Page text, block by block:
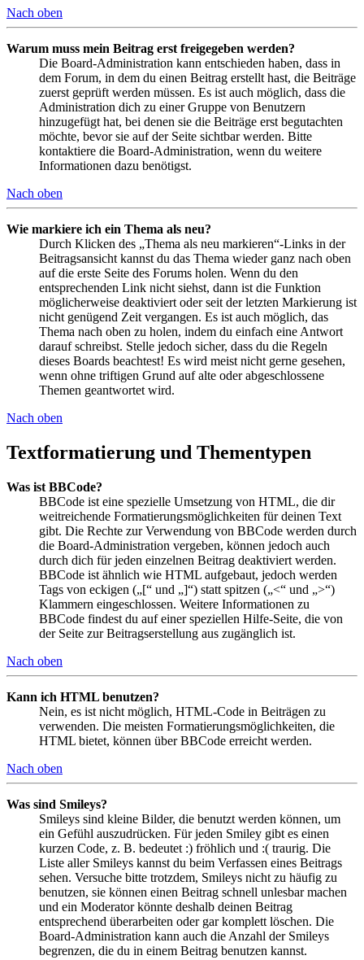
Nach oben
Warum muss mein Beitrag erst freigegeben werden?
Die Board-Administration kann entschieden haben, dass in
dem Forum, in dem du einen Beitrag erstellt hast, die Beiträge
zuerst geprüft werden müssen. Es ist auch möglich, dass die
Administration dich zu einer Gruppe von Benutzern
hinzugefügt hat, bei denen sie die Beiträge erst begutachten
möchte, bevor sie auf der Seite sichtbar werden. Bitte
kontaktiere die Board-Administration, wenn du weitere
Informationen dazu benötigst.
Nach oben
Wie markiere ich ein Thema als neu?
Durch Klicken des „Thema als neu markieren“-Links in der
Beitragsansicht kannst du das Thema wieder ganz nach oben
auf die erste Seite des Forums holen. Wenn du den
entsprechenden Link nicht siehst, dann ist die Funktion
möglicherweise deaktiviert oder seit der letzten Markierung ist
nicht genügend Zeit vergangen. Es ist auch möglich, das
Thema nach oben zu holen, indem du einfach eine Antwort
darauf schreibst. Stelle jedoch sicher, dass du die Regeln
dieses Boards beachtest! Es wird meist nicht gerne gesehen,
wenn ohne triftigen Grund auf alte oder abgeschlossene
Themen geantwortet wird.
Nach oben
Textformatierung und Thementypen
Was ist BBCode?
BBCode ist eine spezielle Umsetzung von HTML, die dir
weitreichende Formatierungsmöglichkeiten für deinen Text
gibt. Die Rechte zur Verwendung von BBCode werden durch
die Board-Administration vergeben, können jedoch auch
durch dich für jeden einzelnen Beitrag deaktiviert werden.
BBCode ist ähnlich wie HTML aufgebaut, jedoch werden
Tags von eckigen („[“ und „]“) statt spitzen („<“ und „>“)
Klammern eingeschlossen. Weitere Informationen zu
BBCode findest du auf einer speziellen Hilfe-Seite, die von
der Seite zur Beitragserstellung aus zugänglich ist.
Nach oben
Kann ich HTML benutzen?
Nein, es ist nicht möglich, HTML-Code in Beiträgen zu
verwenden. Die meisten Formatierungsmöglichkeiten, die
HTML bietet, können über BBCode erreicht werden.
Nach oben
Was sind Smileys?
Smileys sind kleine Bilder, die benutzt werden können, um
ein Gefühl auszudrücken. Für jeden Smiley gibt es einen
kurzen Code, z. B. bedeutet :) fröhlich und :( traurig. Die
Liste aller Smileys kannst du beim Verfassen eines Beitrags
sehen. Versuche bitte trotzdem, Smileys nicht zu häufig zu
benutzen, sie können einen Beitrag schnell unlesbar machen
und ein Moderator könnte deshalb deinen Beitrag
entsprechend überarbeiten oder gar komplett löschen. Die
Board-Administration kann auch die Anzahl der Smileys
begrenzen, die du in einem Beitrag benutzen kannst.